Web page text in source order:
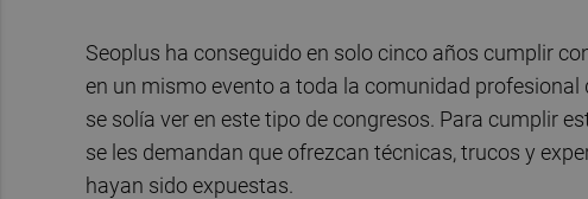
Seoplus ha conseguido en solo cinco años cumplir
en un mismo evento a toda la comunidad
se solía ver en este tipo de congresos. Para cumplir
se les demandan que ofrezcan técnicas, trucos y
hayan sido expuestas.